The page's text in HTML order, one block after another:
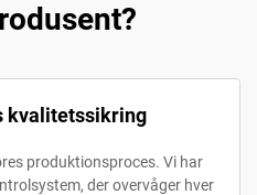
kvalitetssikring
produktionsproces. Vi har
der overvåger hver